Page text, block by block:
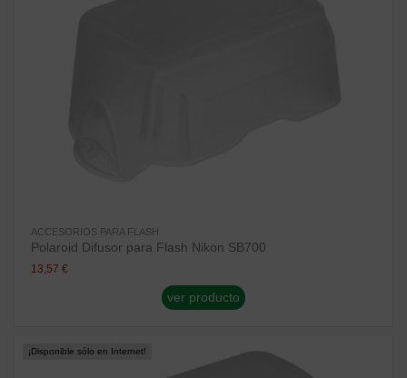
ACCESORIOS PARA FLASH
Polaroid Difusor para Flash Nikon SB700
13,57 €
ver producto
¡Disponible sólo en Internet!